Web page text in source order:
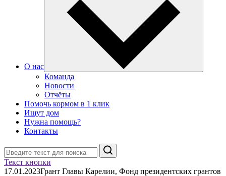
О нас
Команда
Новости
Отчёты
Помочь кормом в 1 клик
Ищут дом
Нужна помощь?
Контакты
Поиск
Текст кнопки
17.01.2023Грант Главы Карелии, Фонд президентских грантов